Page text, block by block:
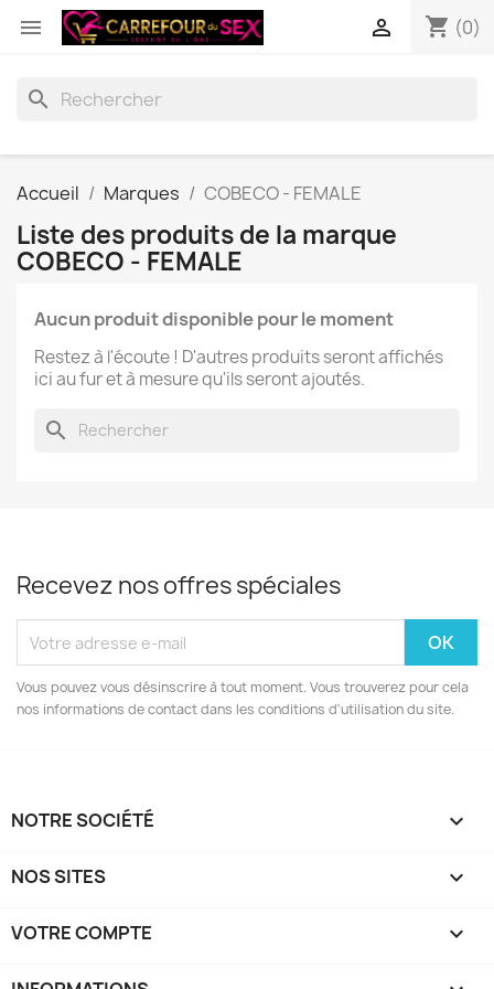
 shopping_cart (0)

search
Accueil Marques COBECO - FEMALE
Liste des produits de la marque
COBECO - FEMALE
Aucun produit disponible pour le moment
Restez à l'écoute ! D'autres produits seront affichés
ici au fur et à mesure qu'ils seront ajoutés.
search
Recevez nos offres spéciales
Vous pouvez vous désinscrire à tout moment. Vous trouverez pour cela
nos informations de contact dans les conditions d'utilisation du site.
NOTRE SOCIÉTÉ 
NOS SITES 
VOTRE COMPTE 